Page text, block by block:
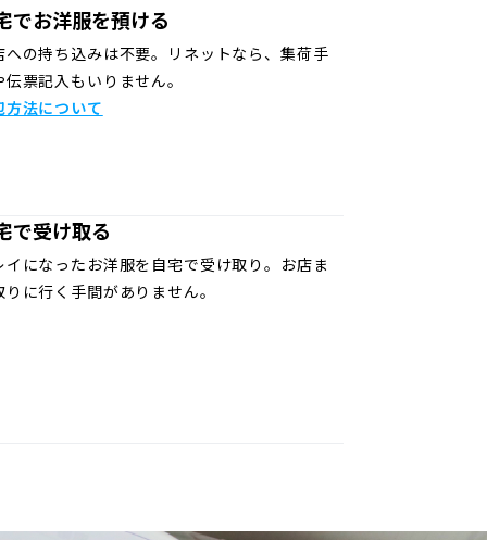
でお洋服を預ける
への持ち込みは不要。リネットなら、集荷手
伝票記入もいりません。
方法について
で受け取る
イになったお洋服を自宅で受け取り。お店ま
りに行く手間がありません。